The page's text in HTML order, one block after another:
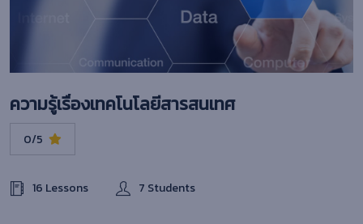
ความรู้เรื่องเทคโนโลยีสารสนเทศ
0/5
16 Lessons 7 Students